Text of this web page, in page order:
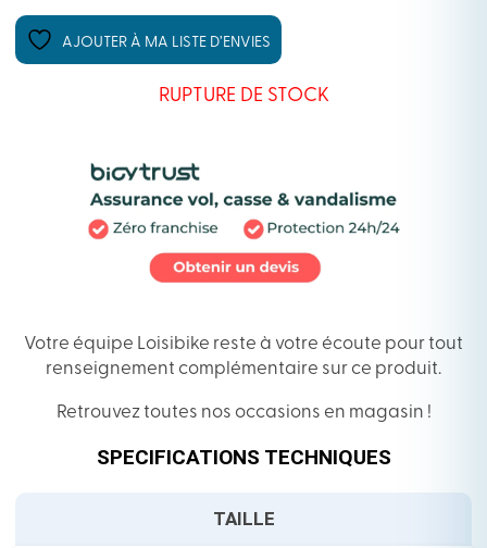
AJOUTER À MA LISTE D’ENVIES
RUPTURE DE STOCK
Votre équipe Loisibike reste à votre écoute pour tout
renseignement complémentaire sur ce produit.
Retrouvez toutes nos occasions en magasin !
SPECIFICATIONS TECHNIQUES
TAILLE